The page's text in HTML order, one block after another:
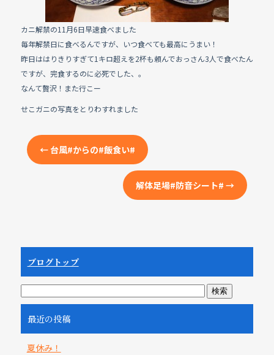
k
カニ解禁の11月6日早速食べました
毎年解禁日に食べるんですが、いつ食べても最高にうまい！
昨日ははりきりすぎて1キロ超えを2杯も頼んでおっさん3人で食べたん
ですが、完食するのに必死でした、。
なんて贅沢！また行こー
せこガニの写真をとりわすれました
←台風#からの#飯食い#
解体足場#防音シート#→
ブログトップ
最近の投稿
夏休み！